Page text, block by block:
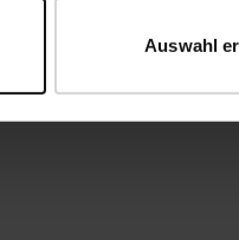
Auswahl